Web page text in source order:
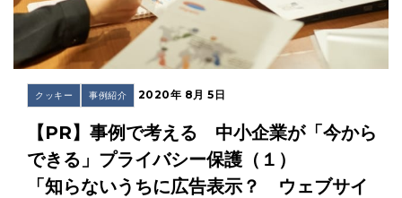
クッキー 事例紹介 2020年 8月 5日
【PR】事例で考える 中小企業が「今から
できる」プライバシー保護（１）
「知らないうちに広告表示？ ウェブサイ